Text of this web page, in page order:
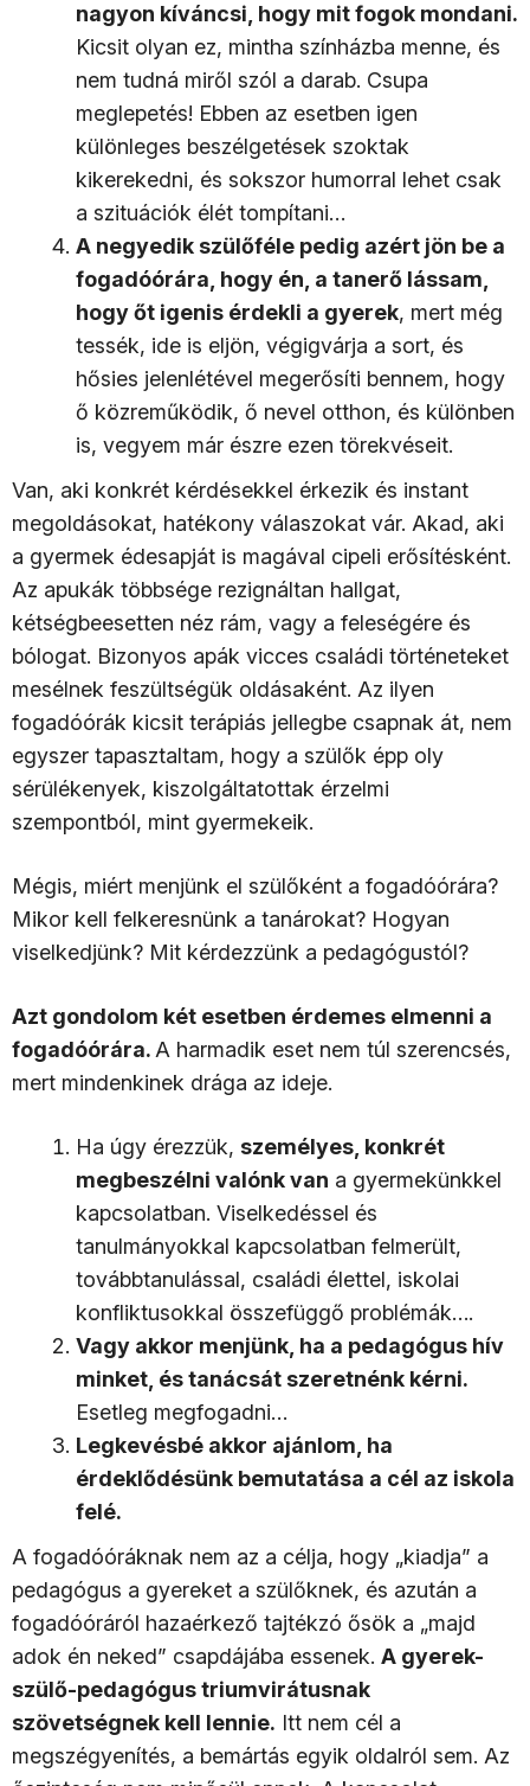
nagyon kíváncsi, hogy mit fogok mondani.
Kicsit olyan ez, mintha színházba menne, és
nem tudná miről szól a darab. Csupa
meglepetés! Ebben az esetben igen
különleges beszélgetések szoktak
kikerekedni, és sokszor humorral lehet csak
a szituációk élét tompítani…
A negyedik szülőféle pedig azért jön be a
fogadóórára, hogy én, a tanerő lássam,
hogy őt igenis érdekli a gyerek, mert még
tessék, ide is eljön, végigvárja a sort, és
hősies jelenlétével megerősíti bennem, hogy
ő közreműködik, ő nevel otthon, és különben
is, vegyem már észre ezen törekvéseit.
Van, aki konkrét kérdésekkel érkezik és instant
megoldásokat, hatékony válaszokat vár. Akad, aki
a gyermek édesapját is magával cipeli erősítésként.
Az apukák többsége rezignáltan hallgat,
kétségbeesetten néz rám, vagy a feleségére és
bólogat. Bizonyos apák vicces családi történeteket
mesélnek feszültségük oldásaként. Az ilyen
fogadóórák kicsit terápiás jellegbe csapnak át, nem
egyszer tapasztaltam, hogy a szülők épp oly
sérülékenyek, kiszolgáltatottak érzelmi
szempontból, mint gyermekeik.
Mégis, miért menjünk el szülőként a fogadóórára?
Mikor kell felkeresnünk a tanárokat? Hogyan
viselkedjünk? Mit kérdezzünk a pedagógustól?
Azt gondolom két esetben érdemes elmenni a
fogadóórára. A harmadik eset nem túl szerencsés,
mert mindenkinek drága az ideje.
Ha úgy érezzük, személyes, konkrét
megbeszélni valónk van a gyermekünkkel
kapcsolatban. Viselkedéssel és
tanulmányokkal kapcsolatban felmerült,
továbbtanulással, családi élettel, iskolai
konfliktusokkal összefüggő problémák….
Vagy akkor menjünk, ha a pedagógus hív
minket, és tanácsát szeretnénk kérni.
Esetleg megfogadni…
Legkevésbé akkor ajánlom, ha
érdeklődésünk bemutatása a cél az iskola
felé.
A fogadóóráknak nem az a célja, hogy „kiadja” a
pedagógus a gyereket a szülőknek, és azután a
fogadóóráról hazaérkező tajtékzó ősök a „majd
adok én neked” csapdájába essenek. A gyerek-
szülő-pedagógus triumvirátusnak
szövetségnek kell lennie. Itt nem cél a
megszégyenítés, a bemártás egyik oldalról sem. Az